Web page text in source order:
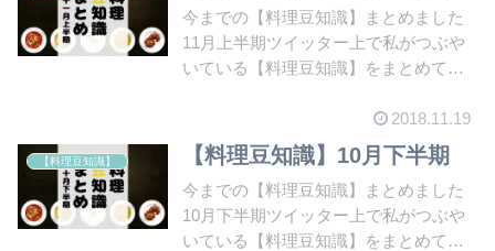
今までの【料理豆知識】まとめました
11月上半期ツイッター上で私がつぶや
いている【料理豆知識】をまとめてい
2018.11.19
【料理豆知識】 【料理豆知識】10月下半期
今までの【料理豆知識】まとめました
10月下半期ツイッター上で私がつぶや
いている【料理豆知識】をまとめてい